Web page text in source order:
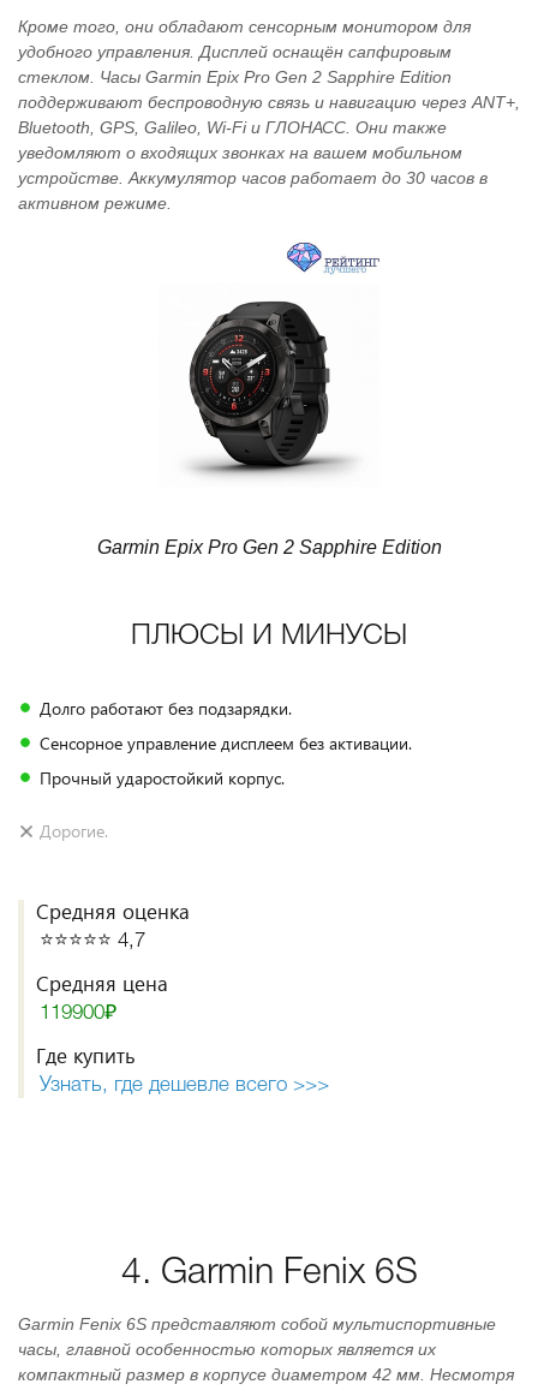
Кроме того, они обладают сенсорным монитором для
удобного управления. Дисплей оснащён сапфировым
стеклом. Часы Garmin Epix Pro Gen 2 Sapphire Edition
поддерживают беспроводную связь и навигацию через ANT+,
Bluetooth, GPS, Galileo, Wi-Fi и ГЛОНАСC. Они также
уведомляют о входящих звонках на вашем мобильном
устройстве. Аккумулятор часов работает до 30 часов в
активном режиме.
Garmin Epix Pro Gen 2 Sapphire Edition
ПЛЮСЫ И МИНУСЫ
Долго работают без подзарядки.
Сенсорное управление дисплеем без активации.
Прочный ударостойкий корпус.
Дорогие.
Средняя оценка
⭐️⭐️⭐️⭐️⭐️ 4,7
Средняя цена
119900₽
Где купить
Узнать, где дешевле всего >>>
4. Garmin Fenix 6S
Garmin Fenix 6S представляют собой мультиспортивные
часы, главной особенностью которых является их
компактный размер в корпусе диаметром 42 мм. Несмотря